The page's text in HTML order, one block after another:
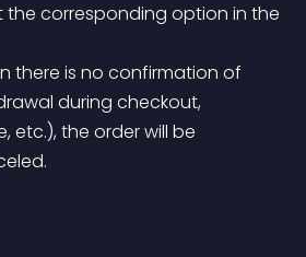
the corresponding option in the
during checkout,
etc.), the order will be